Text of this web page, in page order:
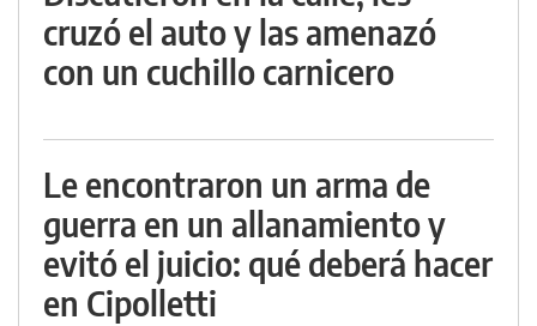
cruzó el auto y las amenazó
con un cuchillo carnicero
Le encontraron un arma de
guerra en un allanamiento y
evitó el juicio: qué deberá hacer
en Cipolletti